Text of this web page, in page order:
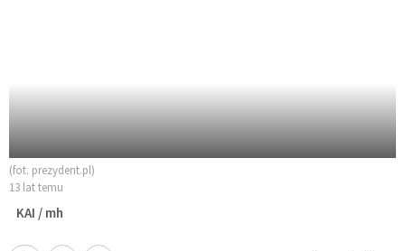
(fot. prezydent.pl)
13 lat temu
KAI / mh